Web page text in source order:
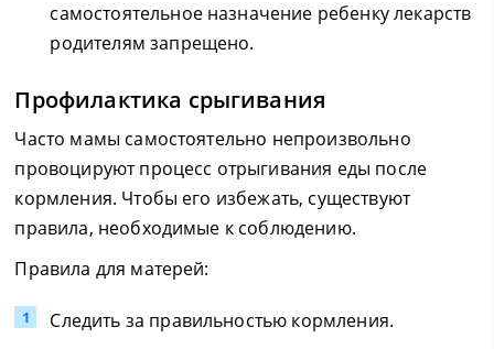
самостоятельное назначение ребенку лекарств
родителям запрещено.
Профилактика срыгивания
Часто мамы самостоятельно непроизвольно
провоцируют процесс отрыгивания еды после
кормления. Чтобы его избежать, существуют
правила, необходимые к соблюдению.
Правила для матерей:
Следить за правильностью кормления.